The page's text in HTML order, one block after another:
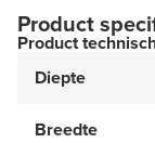
Product
Product
Diepte
Breedte